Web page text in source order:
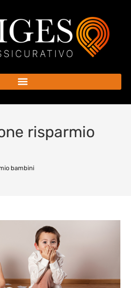
risparmio
bambini